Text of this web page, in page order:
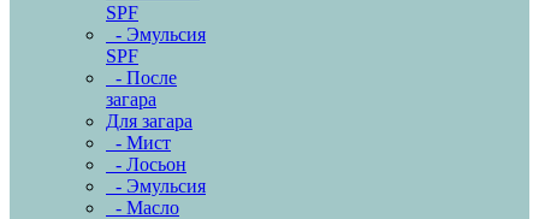
SPF
- Эмульсия
SPF
- После
загара
Для загара
- Мист
- Лосьон
- Эмульсия
- Масло